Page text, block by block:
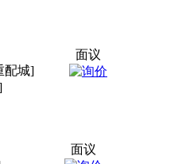
配城]
面议
面议